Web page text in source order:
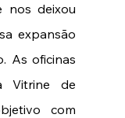
nos deixou
expansão
As oficinas
Vitrine de
com